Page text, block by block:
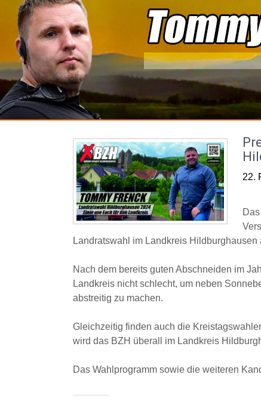
content
22.
Das
Landratswahl im Landkreis Hildburghausen
Nach dem bereits guten Abschneiden im
Landkreis nicht schlecht, um neben
abstreitig zu machen.
Gleichzeitig finden auch die
wird das BZH überall im Landkreis
Das Wahlprogramm sowie die weiteren